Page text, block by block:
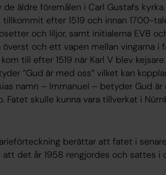
äldre föremålen i Carl Gustafs
efter 1519 och innan 1700-
och liljor, samt initialerna EVB
och ett vapen mellan vingarna
till efter 1519 när Karl V blev
”Gud är med oss” vilket kan
namn – Immanuel – betyder Gud
Fatet skulle kunna vara tillverkat i
berättar att fatet i
att det år 1958 rengjordes och sattes